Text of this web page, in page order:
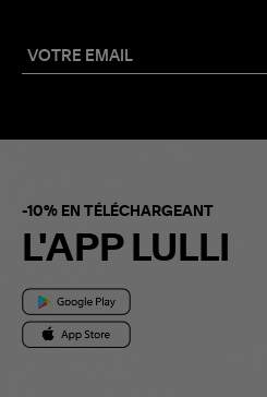
-10% EN TÉLÉCHARGEANT
L'APP LULLI